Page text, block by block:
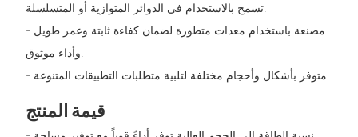
تسمح بالاستخدام في الدوائر المتوازية أو المتسلسلة.
- مصنعة باستخدام معدات متطورة لضمان كفاءة ثابتة وعمر طويل
وأداء موثوق.
- متوفر بأشكال وأحجام مختلفة لتلبية متطلبات التطبيقات المتنوعة.
قيمة المنتج